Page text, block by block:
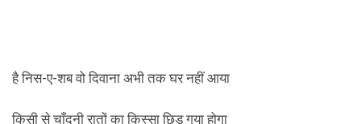
है निस-ए-शब वो दिवाना अभी तक घर नहीं आया
किसी से चाँदनी रातों का किस्सा छिड़ गया होगा